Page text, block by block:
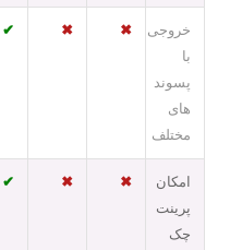
خروجی
با
پسوند
های
مختلف
✖
✖
✔
امکان
پرینت
چک
✖
✖
✔